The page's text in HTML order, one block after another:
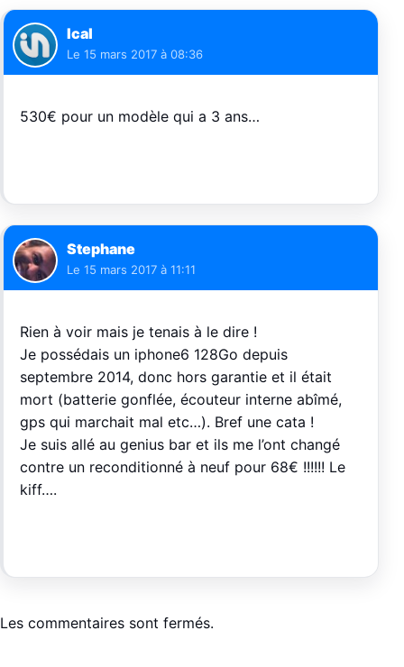
Ical
Le 15 mars 2017 à 08:36
530€ pour un modèle qui a 3 ans…
Stephane
Le 15 mars 2017 à 11:11
Rien à voir mais je tenais à le dire !
Je possédais un iphone6 128Go depuis
septembre 2014, donc hors garantie et il était
mort (batterie gonflée, écouteur interne abîmé,
gps qui marchait mal etc…). Bref une cata !
Je suis allé au genius bar et ils me l’ont changé
contre un reconditionné à neuf pour 68€ !!!!!! Le
kiff….
Les commentaires sont fermés.